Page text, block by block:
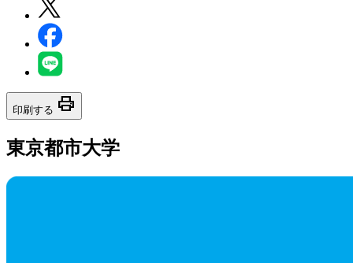
印刷する print
東京都市大学